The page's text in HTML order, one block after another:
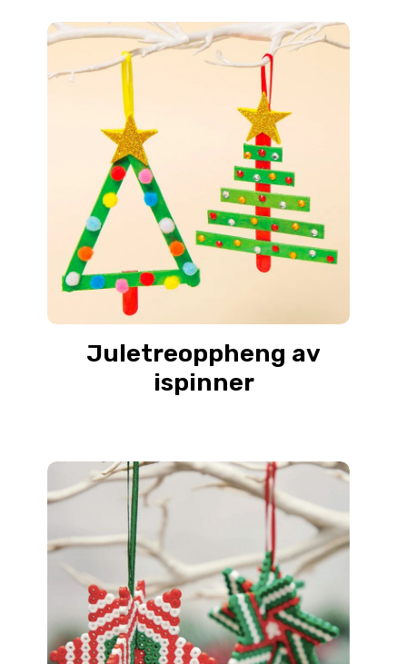
Juletreoppheng av
ispinner